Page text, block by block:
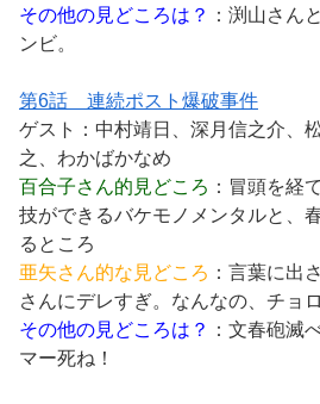
その他の見どころは？
：渕山さん
ンビ。
第6話 連続ポスト爆破事件
ゲスト：中村靖日、深月信之介、
之、わかばかなめ
百合子さん的見どころ ：冒頭を経
技ができるバケモノメンタルと、
るところ
亜矢さん的な見どころ ：言葉に出
さんにデレすぎ。なんなの、チョ
その他の見どころは？
：文春砲滅
マー死ね！